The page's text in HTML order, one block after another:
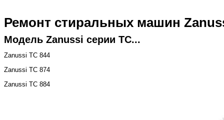
Ремонт стиральных машин
Модель Zanussi серии TC...
Zanussi TC 844
Zanussi TC 874
Zanussi TC 884